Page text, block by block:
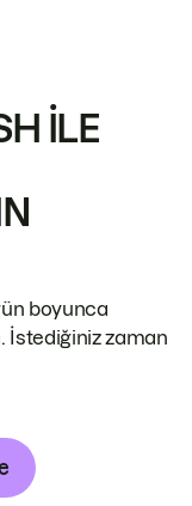
ILE
boyunca
İstediğiniz zaman